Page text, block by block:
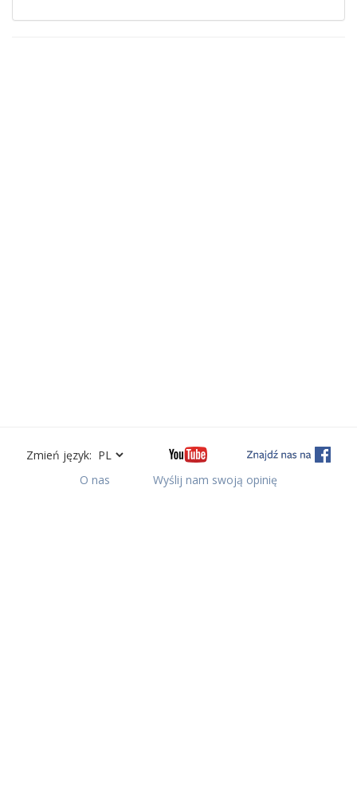
Zmień język:
O nas
Wyślij nam swoją opinię